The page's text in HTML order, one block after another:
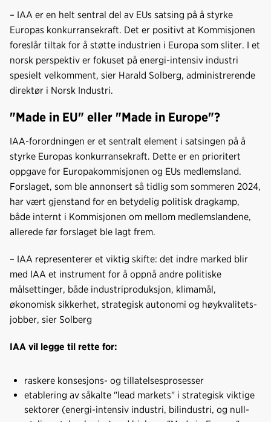
– IAA er en helt sentral del av EUs satsing på å styrke
Europas konkurransekraft. Det er positivt at Kommisjonen
foreslår tiltak for å støtte industrien i Europa som sliter. I et
norsk perspektiv er fokuset på energi-intensiv industri
spesielt velkomment, sier Harald Solberg, administrerende
direktør i Norsk Industri.
"Made in EU" eller "Made in Europe"?
IAA-forordningen er et sentralt element i satsingen på å
styrke Europas konkurransekraft. Dette er en prioritert
oppgave for Europakommisjonen og EUs medlemsland.
Forslaget, som ble annonsert så tidlig som sommeren 2024,
har vært gjenstand for en betydelig politisk dragkamp,
både internt i Kommisjonen om mellom medlemslandene,
allerede før forslaget ble lagt frem.
– IAA representerer et viktig skifte: det indre marked blir
med IAA et instrument for å oppnå andre politiske
målsettinger, både industriproduksjon, klimamål,
økonomisk sikkerhet, strategisk autonomi og høykvalitets-
jobber, sier Solberg
IAA vil legge til rette for:
raskere konsesjons- og tillatelsesprosesser
etablering av såkalte "lead markets" i strategisk viktige
sektorer (energi-intensiv industri, bilindustri, og null-